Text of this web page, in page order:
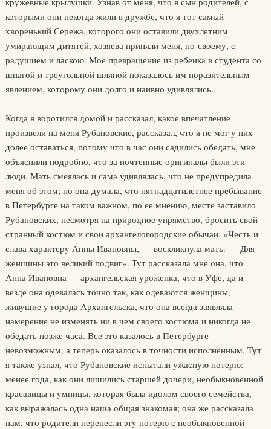
которыми они некогда жили в дружбе, что я тот самый
хворенький Сережа, которого они оставили двухлетним
умирающим дитятей, хозяева приняли меня, по-своему, с
радушием и ласкою. Мое превращение из ребенка в студента со
шпагой и треугольной шляпой показалось им поразительным
явлением, которому они долго и наивно удивлялись.
Когда я воротился домой и рассказал, какое впечатление
произвели на меня Рубановские, рассказал, что я не мог у них
долее оставаться, потому что в час они садились обедать, мне
объяснили подробно, что за почтенные оригиналы были эти
люди. Мать смеялась и сама удивлялась, что не предупредила
меня об этом; но она думала, что пятнадцатилетнее пребывание
в Петербурге на таком важном, по ее мнению, месте заставило
Рубановских, несмотря на природное упрямство, бросить свой
странный костюм и свои архангелогородские обычаи. «Честь и
слава характеру Анны Ивановны, — воскликнула мать. — Для
женщины это великий подвиг». Тут рассказала мне она, что
Анна Ивановна — архангельская уроженка, что в Уфе, да и
везде она одевалась точно так, как одеваются женщины,
живущие у города Архангельска, что она всегда заявляла
намерение не изменять ни в чем своего костюма и никогда не
обедать позже часа. Все это казалось в Петербурге
невозможным, а теперь оказалось в точности исполненным. Тут
я также узнал, что Рубановские испытали ужасную потерю:
менее года, как они лишились старшей дочери, необыкновенной
красавицы и умницы, которая была идолом своего семейства,
как выражалась одна наша общая знакомая; она же рассказала
нам, что родители перенесли эту потерю с необыкновенной